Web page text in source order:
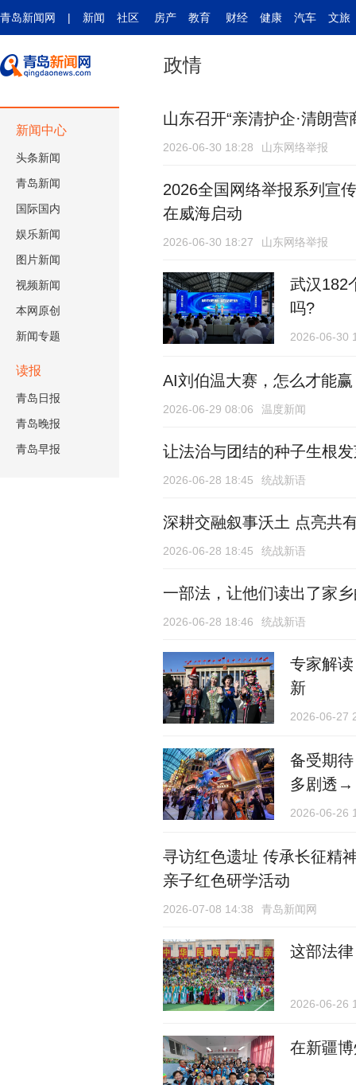
青岛新闻网 | 新闻 社区 房产 教育 财经 健康 汽车 文旅
政情
新闻中心
头条新闻
青岛新闻
国际国内
娱乐新闻
图片新闻
视频新闻
本网原创
新闻专题
读报
青岛日报
青岛晚报
青岛早报
山东召开“亲清护企·清朗
2026-06-30 18:28 山东网络举报
2026全国网络举报系列宣
在威海启动
2026-06-30 18:27 山东网络举报
武汉182
吗?
2026-06-30
AI刘伯温大赛，怎么才能
2026-06-29 08:06 温度新闻
让法治与团结的种子生根
2026-06-28 18:45 统战新语
深耕交融叙事沃土 点亮共
2026-06-28 18:45 统战新语
一部法，让他们读出了家
2026-06-28 18:46 统战新语
专家解
新
2026-06-27
备受期
多剧透→
2026-06-26
寻访红色遗址 传承长征精
亲子红色研学活动
2026-07-08 14:38 青岛新闻网
这部法
2026-06-26
在新疆